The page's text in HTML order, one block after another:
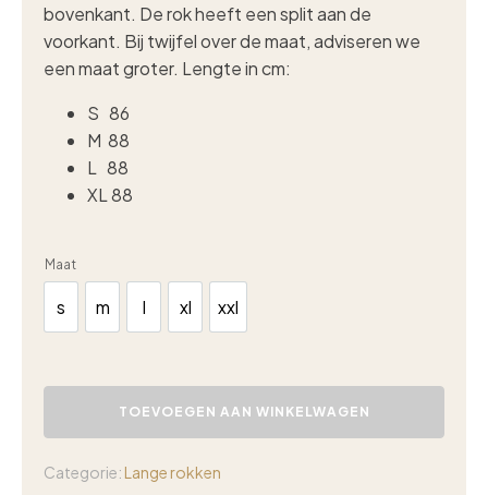
bovenkant. De rok heeft een split aan de
voorkant. Bij twijfel over de maat, adviseren we
een maat groter. Lengte in cm:
S 86
M 88
L 88
XL 88
Maat
s
s
m
m
l
l
xl
xl
xxl
xxl
Triple
kwaliteit
TOEVOEGEN AAN WINKELWAGEN
Categorie: Lange rokken